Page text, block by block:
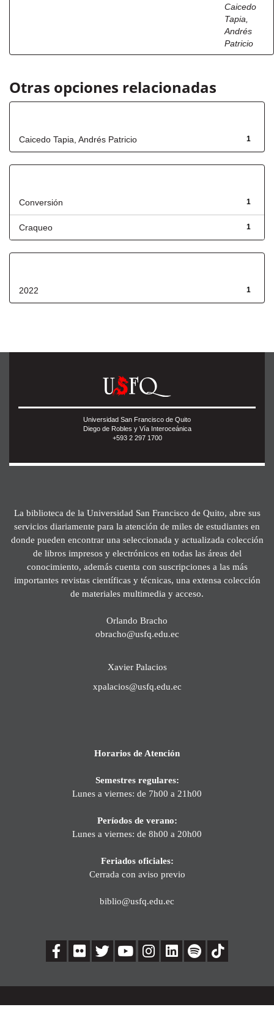
Caicedo
Tapia,
Andrés
Patricio
Otras opciones relacionadas
1
Caicedo Tapia, Andrés Patricio
1
Conversión
1
Craqueo
1
2022
Universidad San Francisco de Quito
Diego de Robles y Vía Interoceánica
+593 2 297 1700
La biblioteca de la Universidad San Francisco de Quito, abre sus
servicios diariamente para la atención de miles de estudiantes en
donde pueden encontrar una seleccionada y actualizada colección
de libros impresos y electrónicos en todas las áreas del
conocimiento, además cuenta con suscripciones a las más
importantes revistas científicas y técnicas, una extensa colección
de materiales multimedia y acceso.
Orlando Bracho
obracho@usfq.edu.ec
Xavier Palacios
xpalacios@usfq.edu.ec
Horarios de Atención
Semestres regulares:
Lunes a viernes: de 7h00 a 21h00
Períodos de verano:
Lunes a viernes: de 8h00 a 20h00
Feriados oficiales:
Cerrada con aviso previo
biblio@usfq.edu.ec